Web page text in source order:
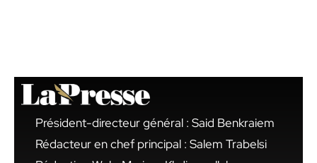
Président-directeur général : Said Benkraiem
Rédacteur en chef principal : Salem Trabelsi